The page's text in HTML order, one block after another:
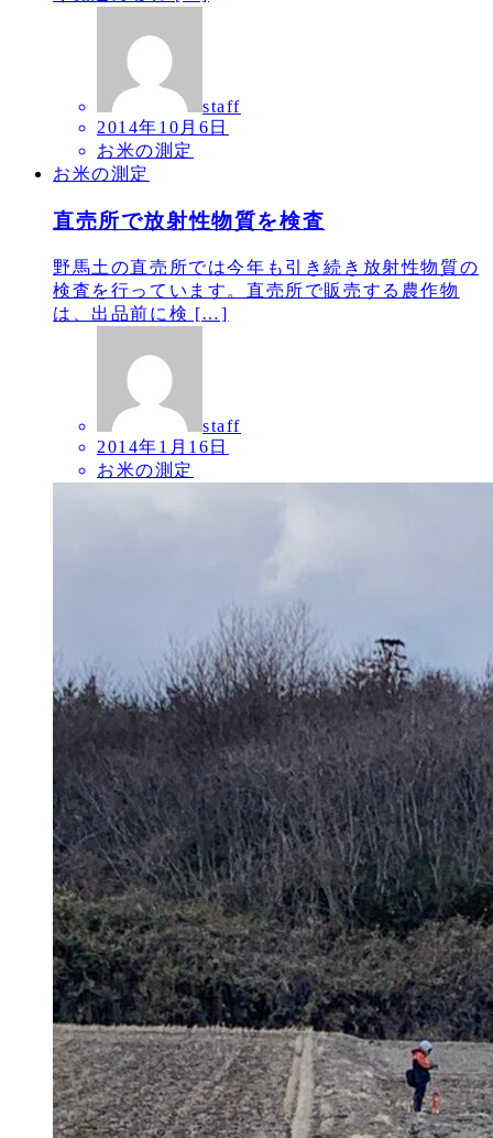
staff
2014年10月6日
お米の測定
お米の測定
直売所で放射性物質を検査
野馬土の直売所では今年も引き続き放射性物質の
検査を行っています。直売所で販売する農作物
は、出品前に検 […]
staff
2014年1月16日
お米の測定